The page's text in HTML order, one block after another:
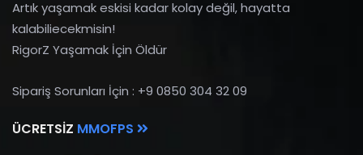
Artık yaşamak eskisi kadar kolay değil, hayatta
kalabiliecekmisin!
RigorZ Yaşamak İçin Öldür
Sipariş Sorunları İçin : +9 0850 304 32 09
ÜCRETSIZ MMOFPS